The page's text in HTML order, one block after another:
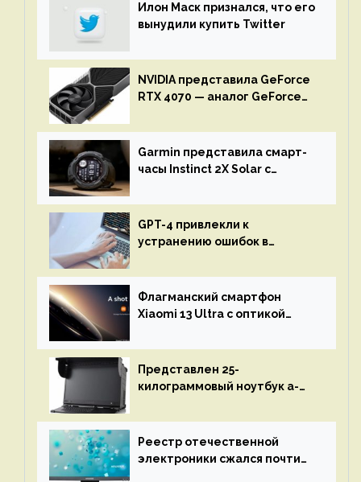
Илон Маск признался, что его
вынудили купить Twitter
NVIDIA представила GeForce
RTX 4070 — аналог GeForce
Garmin представила смарт-
часы Instinct 2X Solar с
GPT-4 привлекли к
устранению ошибок в
остановится до полного
восстановления кода и
объяснит, что пошло не так
Флагманский смартфон
Xiaomi 13 Ultra с оптикой
представят 18 апреля
Представлен 25-
килограммовый ноутбук a-
до 3 Тбайт DDR5 и шесть
дисплеев
Реестр отечественной
электроники сжался почти